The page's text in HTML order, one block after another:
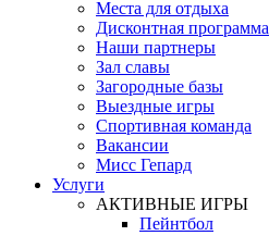
Места для отдыха
Дисконтная программа
Наши партнеры
Зал славы
Загородные базы
Выездные игры
Спортивная команда
Вакансии
Мисс Гепард
Услуги
АКТИВНЫЕ ИГРЫ
Пейнтбол